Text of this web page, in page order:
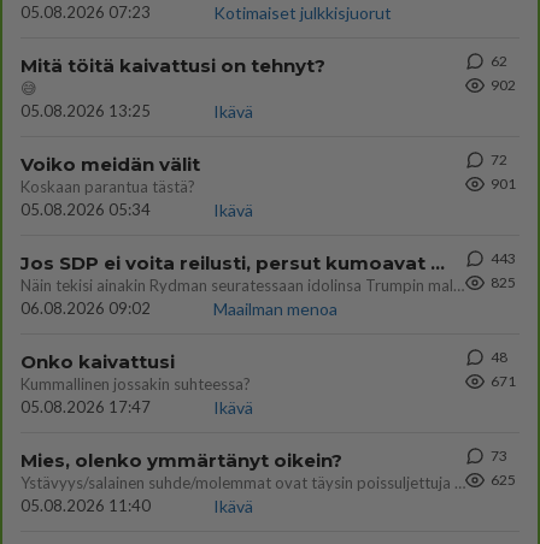
05.08.2026 07:23
Kotimaiset julkkisjuorut
Mitä töitä kaivattusi on tehnyt?
😅
05.08.2026 13:25
Ikävä
62
902
Voiko meidän välit
Koskaan parantua tästä?
05.08.2026 05:34
Ikävä
72
901
Jos SDP ei voita reilusti, persut kumoavat demokratian Suomesta
Näin tekisi ainakin Rydman seuratessaan idolinsa Trumpin mallia https://www.is.fi/politiikka/art-2000012187244.html
06.08.2026 09:02
Maailman menoa
443
825
Onko kaivattusi
Kummallinen jossakin suhteessa?
05.08.2026 17:47
Ikävä
48
671
Mies, olenko ymmärtänyt oikein?
Ystävyys/salainen suhde/molemmat ovat täysin poissuljettuja asioita? Nainen
05.08.2026 11:40
Ikävä
73
625